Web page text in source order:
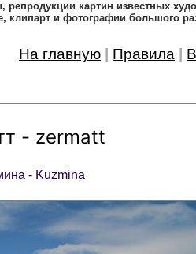
pепродукции картин известных
клипарт и фотографии большого
На главную Правила
- zermatt
- Kuzmina